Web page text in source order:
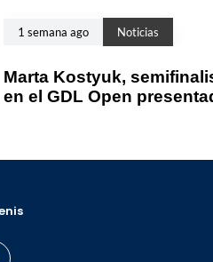
1 semana ago Noticias
Marta Kostyuk,
en el GDL Open